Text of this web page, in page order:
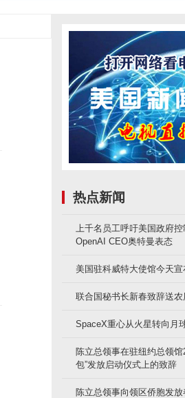
热点新闻
上千名员工呼吁美国政府
OpenAI CEO奥特曼表态
美国驻科威特大使馆今天宣
联合国秘书长新春致辞送
SpaceX重心从火星转向月
陈立总领事在驻纽约总领馆
包”发放启动仪式上的致辞
陈立总领事向领区侨胞发放